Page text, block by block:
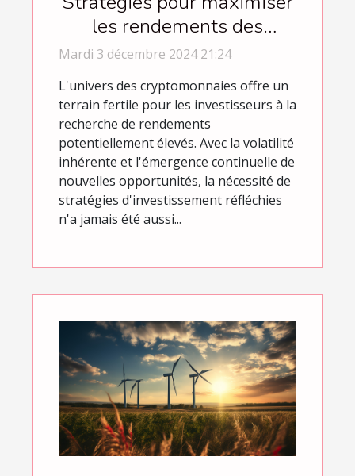
les rendements des
investissements en
cryptomonnaies
Mardi 3 décembre 2024 21:24
L'univers des cryptomonnaies offre un
terrain fertile pour les investisseurs à la
recherche de rendements
potentiellement élevés. Avec la volatilité
inhérente et l'émergence continuelle de
nouvelles opportunités, la nécessité de
stratégies d'investissement réfléchies
n'a jamais été aussi...